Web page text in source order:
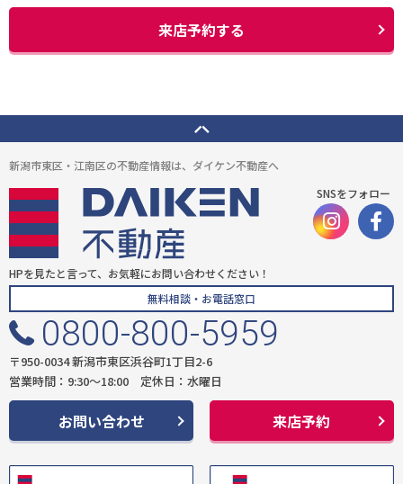
来店予約する
新潟市東区・江南区の不動産情報は、ダイケン不動産へ
SNSをフォロー
HPを見たと言って、お気軽にお問い合わせください！
無料相談・お電話窓口
0800-800-5959
〒950-0034 新潟市東区浜谷町1丁目2-6
営業時間：9:30〜18:00 定休日：水曜日
お問い合わせ 来店予約